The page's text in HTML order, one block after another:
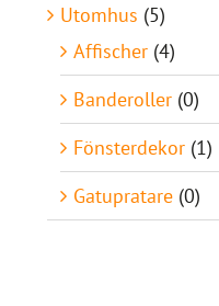
Utomhus (5)
Affischer (4)
Banderoller (0)
Fönsterdekor (1)
Gatupratare (0)